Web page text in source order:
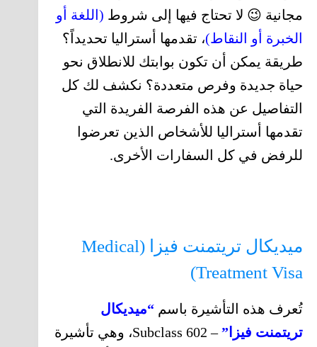
مجانية 😉 لا تحتاج فيها إلى شروط (اللغة أو
الخبرة أو النقاط)، تقدمها أستراليا تحديداً؟
طريقة يمكن أن تكون بوابتك للانطلاق نحو
حياة جديدة وفرص متعددة؟ نكشف لك كل
التفاصيل عن هذه الفرصة الفريدة التي
تقدمها أستراليا للأشخاص الذين تعرضوا
للرفض في كل السفارات الأخرى.
ميديكال تريتمنت فيزا (Medical
Treatment Visa)
تُعرف هذه التأشيرة باسم “ميديكال
تريتمنت فيزا”
– Subclass 602، وهي تأشيرة